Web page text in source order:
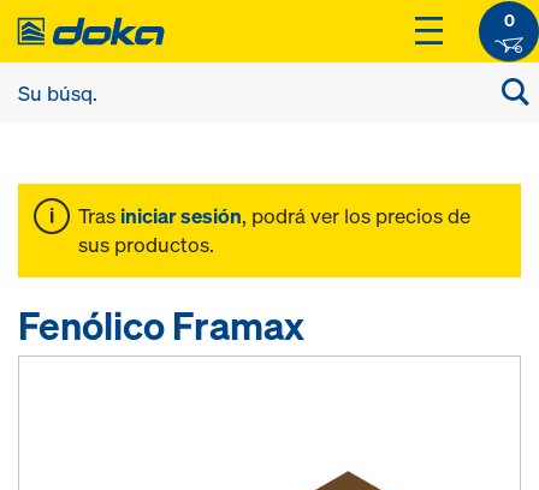
0
Tras iniciar sesión, podrá ver los precios de
sus productos.
Fenólico Framax